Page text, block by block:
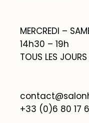
MERCREDI –
14h30 – 19h
TOUS LES
+33 (0)6 80 17